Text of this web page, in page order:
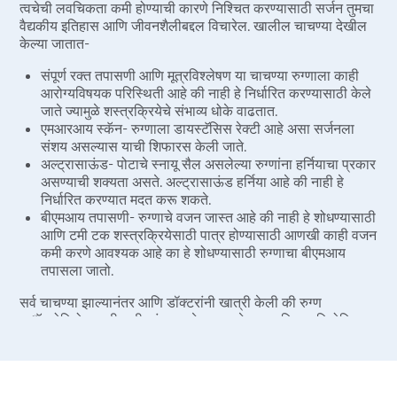
त्वचेची लवचिकता कमी होण्याची कारणे निश्चित करण्यासाठी सर्जन तुमचा
वैद्यकीय इतिहास आणि जीवनशैलीबद्दल विचारेल. खालील चाचण्या देखील
केल्या जातात-
संपूर्ण रक्त तपासणी आणि मूत्रविश्लेषण या चाचण्या रुग्णाला काही
आरोग्यविषयक परिस्थिती आहे की नाही हे निर्धारित करण्यासाठी केले
जाते ज्यामुळे शस्त्रक्रियेचे संभाव्य धोके वाढतात.
एमआरआय स्कॅन- रुग्णाला डायस्टॅसिस रेक्टी आहे असा सर्जनला
संशय असल्यास याची शिफारस केली जाते.
अल्ट्रासाऊंड- पोटाचे स्नायू सैल असलेल्या रुग्णांना हर्नियाचा प्रकार
असण्याची शक्यता असते. अल्ट्रासाऊंड हर्निया आहे की नाही हे
निर्धारित करण्यात मदत करू शकते.
बीएमआय तपासणी- रुग्णाचे वजन जास्त आहे की नाही हे शोधण्यासाठी
आणि टमी टक शस्त्रक्रियेसाठी पात्र होण्यासाठी आणखी काही वजन
कमी करणे आवश्यक आहे का हे शोधण्यासाठी रुग्णाचा बीएमआय
तपासला जातो.
सर्व चाचण्या झाल्यानंतर आणि डॉक्टरांनी खात्री केली की रुग्ण
अॅबडोमिनोप्लास्टीसाठी चांगला उमेदवार आहे, शस्त्रक्रिया नियोजित